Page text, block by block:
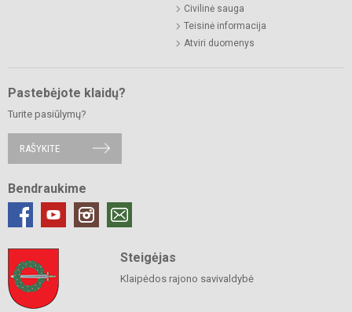
Civilinė sauga
Teisinė informacija
Atviri duomenys
Pastebėjote klaidų?
Turite pasiūlymų?
RAŠYKITE
Bendraukime
Steigėjas
Klaipėdos rajono savivaldybė